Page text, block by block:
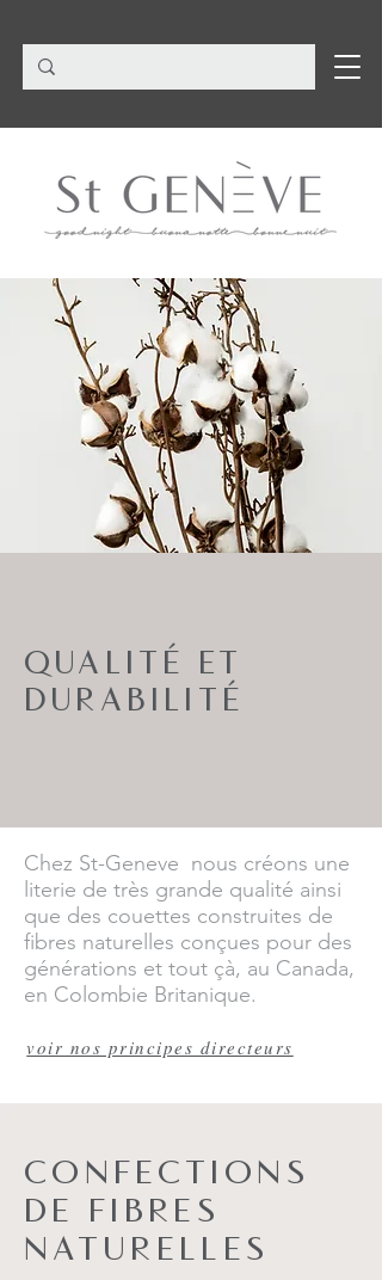
QUALITÉ ET
DURABILITÉ
Chez St-Geneve nous créons une
literie de très grande qualité ainsi
que des couettes construites de
fibres naturelles conçues pour des
générations et tout çà, au Canada,
en Colombie Britanique.
voir nos principes directeurs
CONFECTIONS
DE FIBRES
NATURELLES